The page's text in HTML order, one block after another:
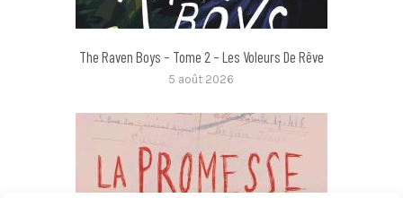
The Raven Boys – Tome 2 – Les Voleurs De Rêve
5 août 2026